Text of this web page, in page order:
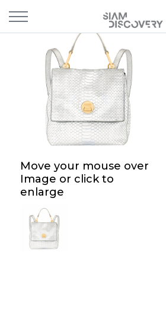
Move your mouse over
Image or click to
enlarge